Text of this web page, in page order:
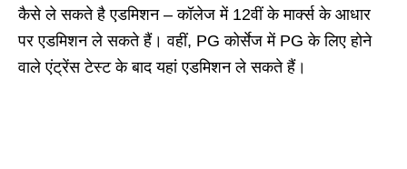
कैसे ले सकते है एडमिशन – कॉलेज में 12वीं के मार्क्स के आधार
पर एडमिशन ले सकते हैं। वहीं, PG कोर्सेज में PG के लिए होने
वाले एंट्रेंस टेस्ट के बाद यहां एडमिशन ले सकते हैं।